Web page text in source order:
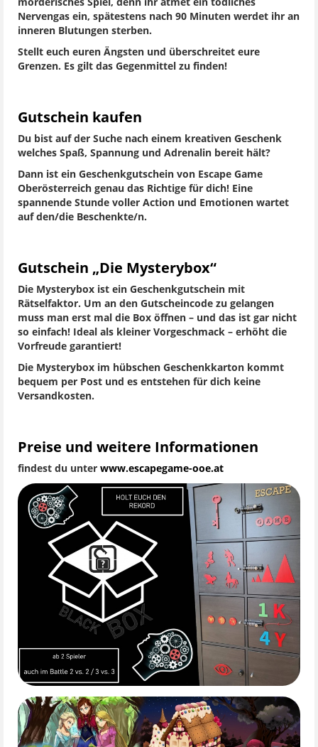
mörderisches Spiel, denn ihr atmet ein tödliches
Nervengas ein, spätestens nach 90 Minuten werdet ihr an
inneren Blutungen sterben.
Stellt euch euren Ängsten und überschreitet eure
Grenzen. Es gilt das Gegenmittel zu finden!
Gutschein kaufen
Du bist auf der Suche nach einem kreativen Geschenk
welches Spaß, Spannung und Adrenalin bereit hält?
Dann ist ein Geschenkgutschein von Escape Game
Oberösterreich genau das Richtige für dich! Eine
spannende Stunde voller Action und Emotionen wartet
auf den/die Beschenkte/n.
Gutschein „Die Mysterybox“
Die Mysterybox ist ein Geschenkgutschein mit
Rätselfaktor. Um an den Gutscheincode zu gelangen
muss man erst mal die Box öffnen – und das ist gar nicht
so einfach! Ideal als kleiner Vorgeschmack – erhöht die
Vorfreude garantiert!
Die Mysterybox im hübschen Geschenkkarton kommt
bequem per Post und es entstehen für dich keine
Versandkosten.
Preise und weitere Informationen
findest du unter www.escapegame-ooe.at